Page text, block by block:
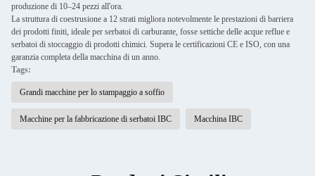
produzione di 10–24 pezzi all'ora.
La struttura di coestrusione a 12 strati migliora notevolmente le prestazioni di barriera
dei prodotti finiti, ideale per serbatoi di carburante, fosse settiche delle acque reflue e
serbatoi di stoccaggio di prodotti chimici. Supera le certificazioni CE e ISO, con una
garanzia completa della macchina di un anno.
Tags:
Grandi macchine per lo stampaggio a soffio
Macchine per la fabbricazione di serbatoi IBC Macchina IBC